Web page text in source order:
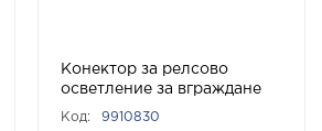
Конектор за релсово
осветление за вграждане
серия MAGNA-RT КОД
Код: 9910830